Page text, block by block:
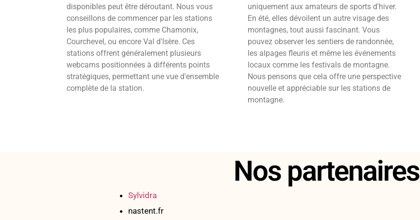
disponibles peut être déroutant. Nous vous
conseillons de commencer par les stations
les plus populaires, comme Chamonix,
Courchevel, ou encore Val d'Isère. Ces
stations offrent généralement plusieurs
webcams positionnées à différents points
stratégiques, permettant une vue d'ensemble
complète de la station.
uniquement aux amateurs de sports d'hiver.
En été, elles dévoilent un autre visage des
montagnes, tout aussi fascinant. Vous
pouvez observer les sentiers de randonnée,
les alpages fleuris et même les événements
locaux comme les festivals de montagne.
Nous pensons que cela offre une perspective
nouvelle et appréciable sur les stations de
montagne.
Nos partenaires
Sylvidra
nastent.fr